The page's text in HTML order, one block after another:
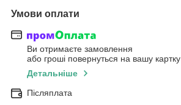
Умови оплати
Ви отримаєте замовлення
або гроші повернуться на вашу картку
Детальніше
Післяплата